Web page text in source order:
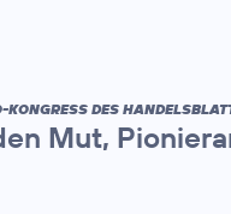
DES
Mut,